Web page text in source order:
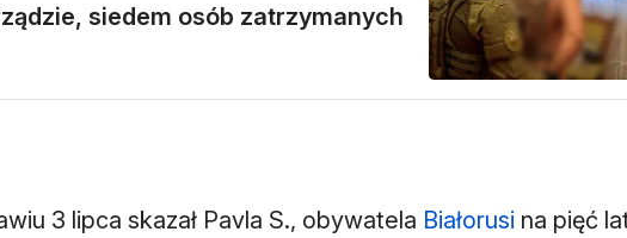
siedem osób zatrzymanych
3 lipca skazał Pavla S., obywatela Białorusi na pięć